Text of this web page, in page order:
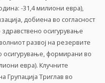
-31,4 милиони евра),
добиена во согласност
осигурување
развој на резервите
осигурување, формирани во
евра). Клучните
Групација Триглав во